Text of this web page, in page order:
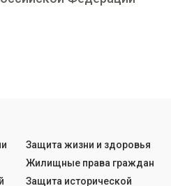
Защита жизни и здоровья
Жилищные права граждан
Защита исторической